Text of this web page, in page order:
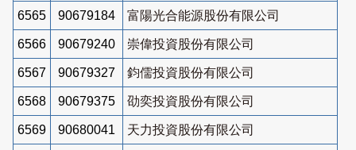
6565 90679184 富陽光合能源股份有限公司
6566 90679240 崇偉投資股份有限公司
6567 90679327 鈞儒投資股份有限公司
6568 90679375 劭奕投資股份有限公司
6569 90680041 天力投資股份有限公司